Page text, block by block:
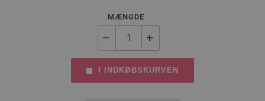
MÆNGDE
I INDKØBSKURVEN